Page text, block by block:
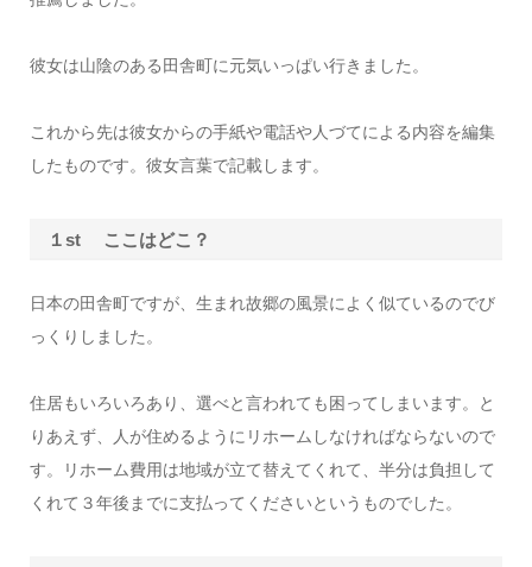
彼女は山陰のある田舎町に元気いっぱい行きました。
これから先は彼女からの手紙や電話や人づてによる内容を編集
したものです。彼女言葉で記載します。
１st ここはどこ？
日本の田舎町ですが、生まれ故郷の風景によく似ているのでび
っくりしました。
住居もいろいろあり、選べと言われても困ってしまいます。と
りあえず、人が住めるようにリホームしなければならないので
す。リホーム費用は地域が立て替えてくれて、半分は負担して
くれて３年後までに支払ってくださいというものでした。